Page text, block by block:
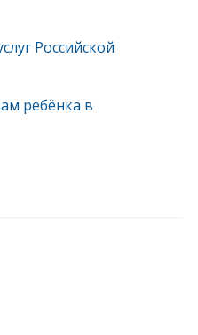
Российской
ребёнка в